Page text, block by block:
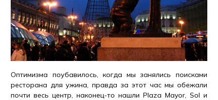
Оптимизма поубавилось, когда мы занялись поисками
ресторана для ужина, правда за этот час мы обежали
почти весь центр, наконец-то нашли Plaza Mayor, Sol и